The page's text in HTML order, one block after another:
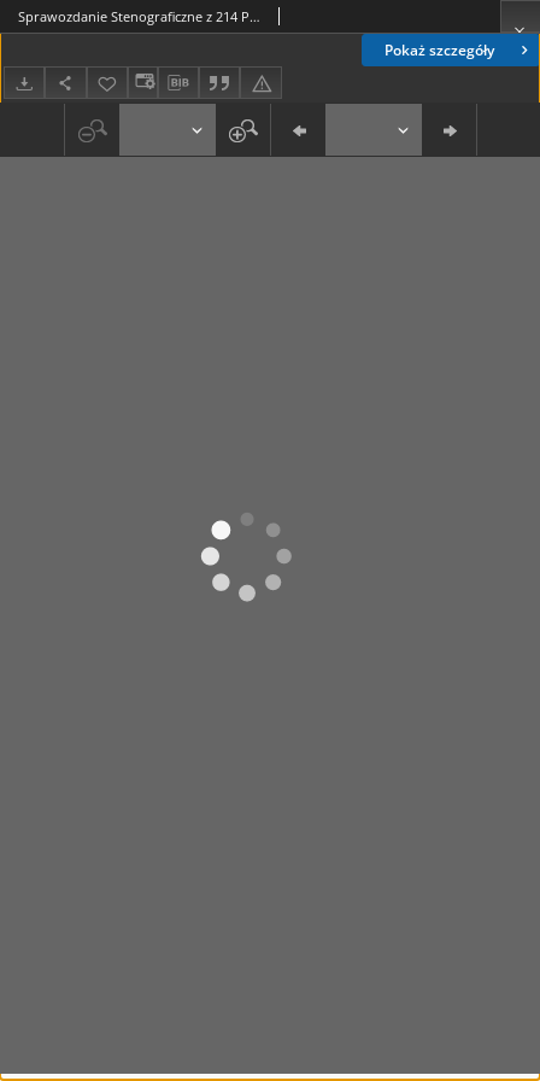
Pokaż szczegóły
Sprawozdanie Stenograficzne z 214 Posiedzenia Sejmu Ustawodawczego z dnia 1 marca 1921 r.